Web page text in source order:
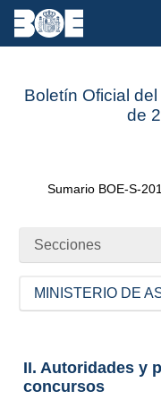
Boletín Oficial
de
Sumario BOE-S-
Secciones
II. Autoridades y
concursos